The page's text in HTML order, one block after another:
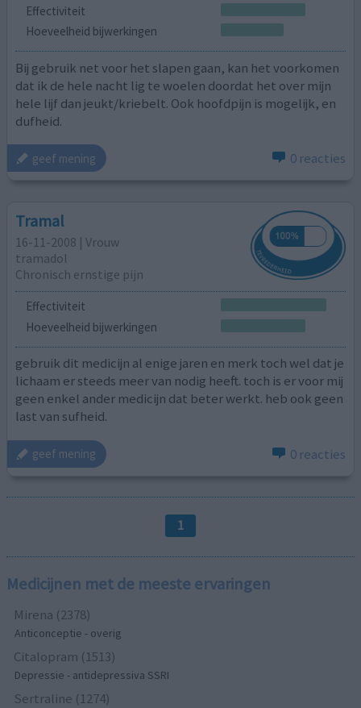
Effectiviteit
Hoeveelheid bijwerkingen
Bij gebruik net voor het slapen gaan, kan het voorkomen
dat ik de hele nacht lig te woelen doordat het over mijn
hele lijf dan jeukt/kriebelt. Ook hoofdpijn is mogelijk, en
dufheid.
geef mening 0 reacties
Tramal
16-11-2008 | Vrouw
tramadol
Chronisch ernstige pijn
Effectiviteit
Hoeveelheid bijwerkingen
gebruik dit medicijn al enige jaren en merk toch wel dat je
lichaam er steeds meer van nodig heeft. toch is er voor mij
geen enkel ander medicijn dat beter werkt. heb ook geen
last van sufheid.
geef mening 0 reacties
1
Medicijnen met de meeste ervaringen
Mirena (2378)
Anticonceptie - overig
Citalopram (1513)
Depressie - antidepressiva SSRI
Sertraline (1274)